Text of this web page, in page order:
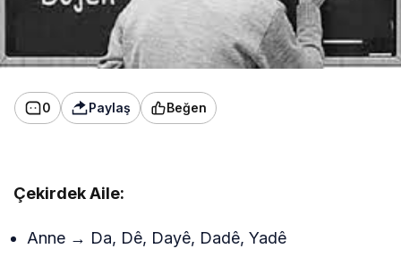
0 Paylaş Beğen
Çekirdek Aile:
Anne → Da, Dê, Dayê, Dadê, Yadê